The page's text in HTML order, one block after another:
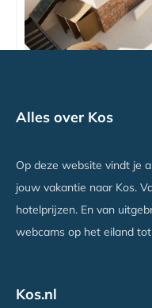
Alles over Kos
Op deze website vindt je
jouw vakantie naar Kos.
hotelprijzen. En van
webcams op het eiland
Kos.nl